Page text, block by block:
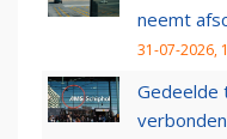
neemt
31-07-2026,
Gedeelde